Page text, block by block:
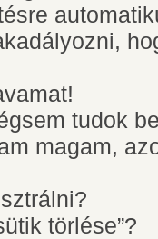
tudok
magam,
törlése”?